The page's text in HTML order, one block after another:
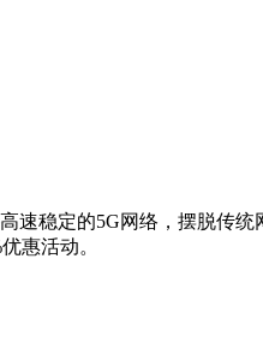
稳定的5G网络，摆脱传
惠活动。